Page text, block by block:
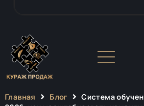
Главная Блог
Система